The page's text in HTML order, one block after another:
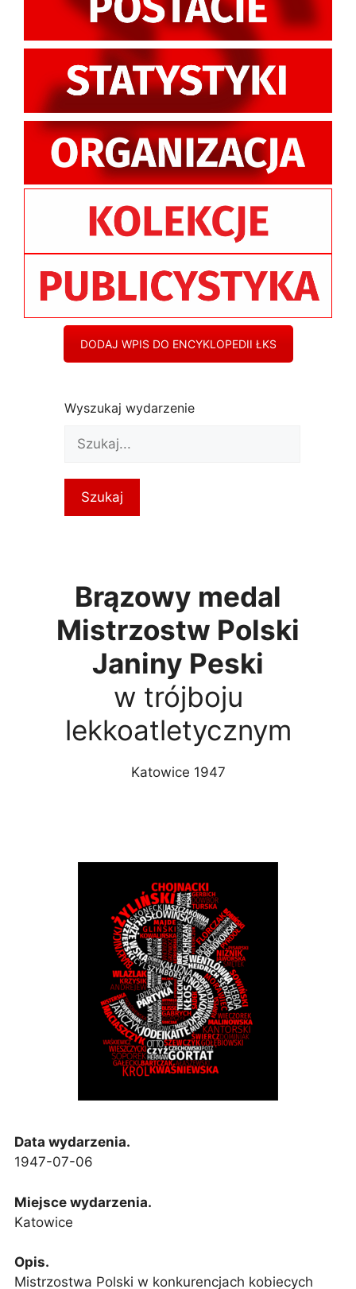
DODAJ WPIS DO ENCYKLOPEDII ŁKS
Wyszukaj wydarzenie
Brązowy medal
Mistrzostw Polski
Janiny Peski
w trójboju
lekkoatletycznym
Katowice 1947
Data wydarzenia.
1947-07-06
Miejsce wydarzenia.
Katowice
Opis.
Mistrzostwa Polski w konkurencjach kobiecych